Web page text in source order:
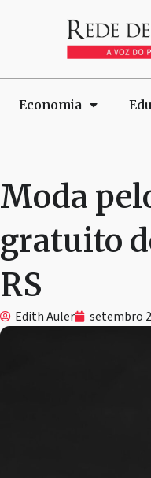
Economia
Moda
gratuito
RS
Edith Auler setembro